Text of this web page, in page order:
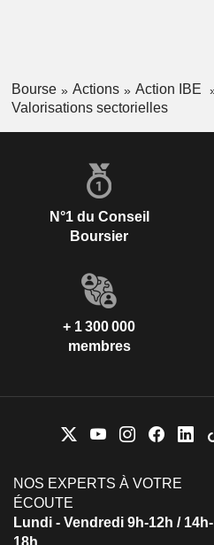
Bourse Actions Action IBE
Valorisations sectorielles
N°1 du Conseil
Boursier
+ 1 300 000
membres
NOS EXPERTS À VOTRE
ÉCOUTE
Lundi - Vendredi 9h-12h / 14h-
18h